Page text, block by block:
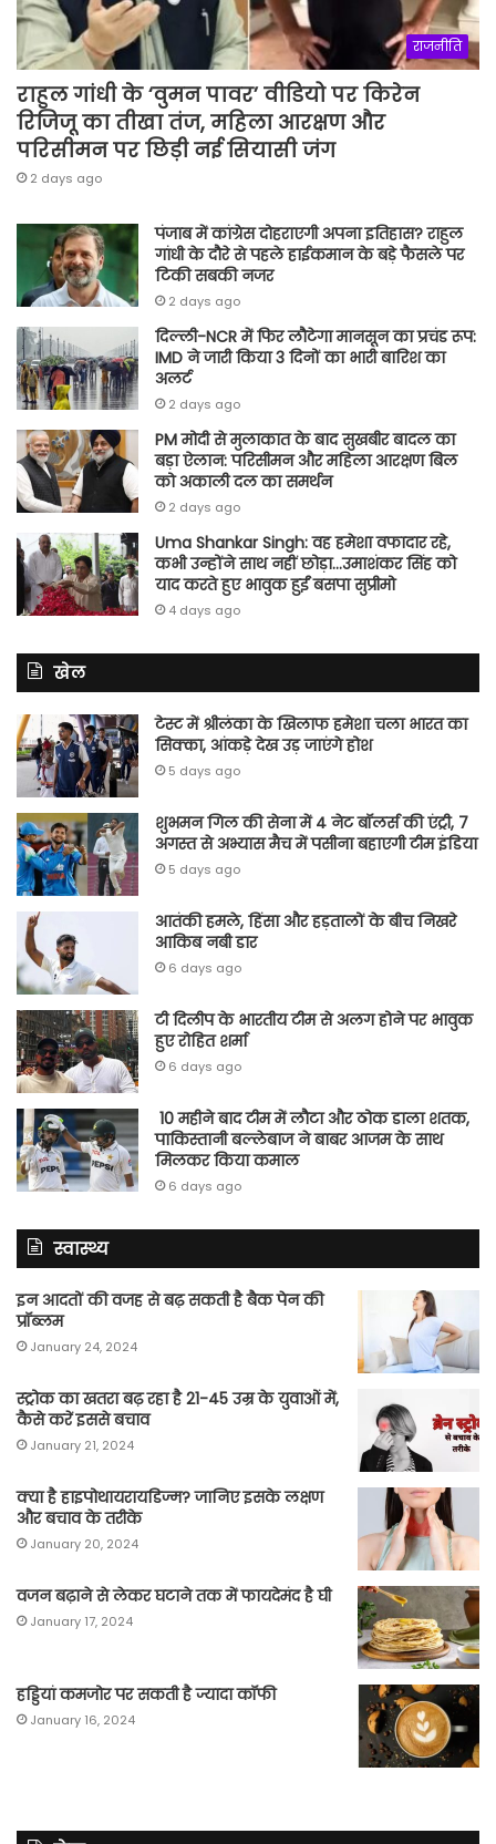
राजनीति
राहुल गांधी के ‘वुमन पावर’ वीडियो पर किरेन
रिजिजू का तीखा तंज, महिला आरक्षण और
परिसीमन पर छिड़ी नई सियासी जंग
2 days ago
पंजाब में कांग्रेस दोहराएगी अपना इतिहास? राहुल
गांधी के दौरे से पहले हाईकमान के बड़े फैसले पर
टिकी सबकी नजर
2 days ago
दिल्ली-NCR में फिर लौटेगा मानसून का प्रचंड रूप:
IMD ने जारी किया 3 दिनों का भारी बारिश का
अलर्ट
2 days ago
PM मोदी से मुलाकात के बाद सुखबीर बादल का
बड़ा ऐलान: परिसीमन और महिला आरक्षण बिल
को अकाली दल का समर्थन
2 days ago
Uma Shankar Singh: वह हमेशा वफादार रहे,
कभी उन्होंने साथ नहीं छोड़ा…उमाशंकर सिंह को
याद करते हुए भावुक हुईं बसपा सुप्रीमो
4 days ago
खेल
टेस्ट में श्रीलंका के खिलाफ हमेशा चला भारत का
सिक्का, आंकड़े देख उड़ जाएंगे होश
5 days ago
शुभमन गिल की सेना में 4 नेट बॉलर्स की एंट्री, 7
अगस्त से अभ्यास मैच में पसीना बहाएगी टीम इंडिया
5 days ago
आतंकी हमले, हिंसा और हड़तालों के बीच निखरे
आकिब नबी डार
6 days ago
टी दिलीप के भारतीय टीम से अलग होने पर भावुक
हुए रोहित शर्मा
6 days ago
10 महीने बाद टीम में लौटा और ठोक डाला शतक,
पाकिस्तानी बल्लेबाज ने बाबर आजम के साथ
मिलकर किया कमाल
6 days ago
स्वास्थ्य
इन आदतों की वजह से बढ़ सकती है बैक पेन की
प्रॉब्लम
January 24, 2024
स्ट्रोक का खतरा बढ़ रहा है 21-45 उम्र के युवाओं में,
कैसे करें इससे बचाव
January 21, 2024
क्या है हाइपोथायरायडिज्म? जानिए इसके लक्षण
और बचाव के तरीके
January 20, 2024
वजन बढ़ाने से लेकर घटाने तक में फायदेमंद है घी
January 17, 2024
हड्डियां कमजोर पर सकती है ज्यादा कॉफी
January 16, 2024